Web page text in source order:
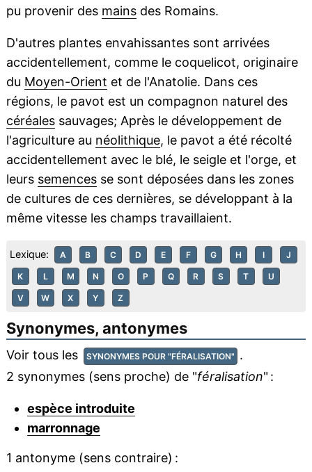
pu provenir des mainsdes Romains.
D'autres plantes envahissantes sont arrivées
accidentellement, comme le coquelicot, originaire
du Moyen-Orient et de l'Anatolie. Dans ces
régions, le pavot est un compagnon naturel des
céréalessauvages; Après le développement de
l'agriculture au néolithique, le pavot a été récolté
accidentellement avec le blé, le seigle et l'orge, et
leurs semencesse sont déposées dans les zones
de cultures de ces dernières, se développant à la
même vitesse les champs travaillaient.
Lexique: A B C D E F G H I J
K L M N O P Q R S T U
V W X Y Z
Synonymes, antonymes
Voir tous les SYNONYMES POUR "FÉRALISATION" .
2 synonymes (sens proche) de "féralisation" :
espèce introduite
marronnage
1 antonyme (sens contraire) :